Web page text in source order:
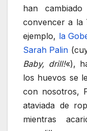
han
convencer a la
ejemplo, la
Sarah Palin
Baby, drill!«),
los huevos se
con nosotros,
ataviada de
mientras